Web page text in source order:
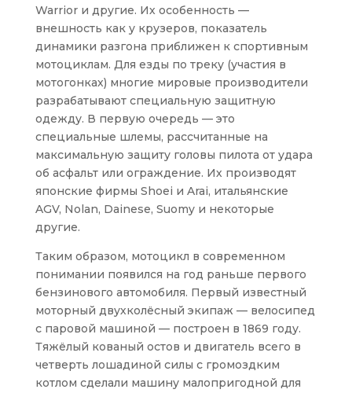
Warrior и другие. Их особенность —
внешность как у крузеров, показатель
динамики разгона приближен к спортивным
мотоциклам. Для езды по треку (участия в
мотогонках) многие мировые производители
разрабатывают специальную защитную
одежду. В первую очередь — это
специальные шлемы, рассчитанные на
максимальную защиту головы пилота от удара
об асфальт или ограждение. Их производят
японские фирмы Shoei и Arai, итальянские
AGV, Nolan, Dainese, Suomy и некоторые
другие.
Таким образом, мотоцикл в современном
понимании появился на год раньше первого
бензинового автомобиля. Первый известный
моторный двухколёсный экипаж — велосипед
с паровой машиной — построен в 1869 году.
Тяжёлый кованый остов и двигатель всего в
четверть лошадиной силы с громоздким
котлом сделали машину малопригодной для